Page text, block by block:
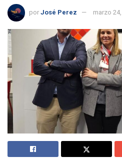
por José Perez marzo